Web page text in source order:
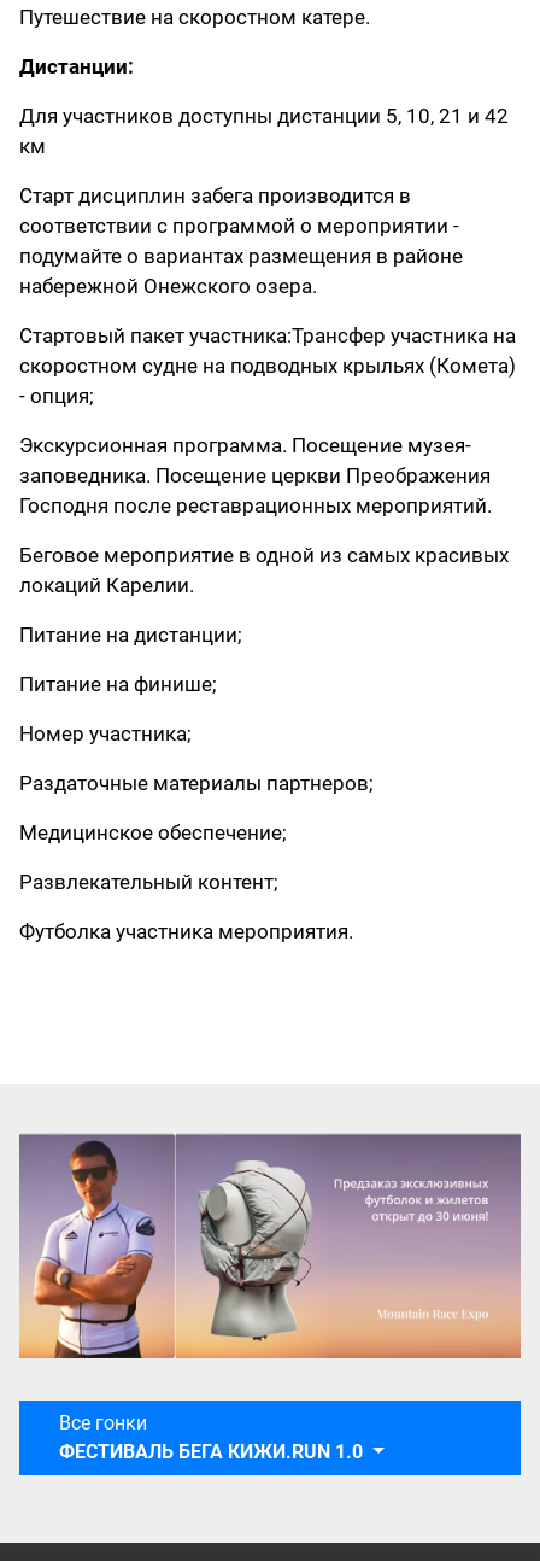
Путешествие на скоростном катере.
Дистанции:
Для участников доступны дистанции 5, 10, 21 и 42
км
Старт дисциплин забега производится в
соответствии с программой о мероприятии -
подумайте о вариантах размещения в районе
набережной Онежского озера.
Стартовый пакет участника:Трансфер участника на
скоростном судне на подводных крыльях (Комета)
- опция;
Экскурсионная программа. Посещение музея-
заповедника. Посещение церкви Преображения
Господня после реставрационных мероприятий.
Беговое мероприятие в одной из самых красивых
локаций Карелии.
Питание на дистанции;
Питание на финише;
Номер участника;
Раздаточные материалы партнеров;
Медицинское обеспечение;
Развлекательный контент;
Футболка участника мероприятия.
Все гонки
ФЕСТИВАЛЬ БЕГА КИЖИ.RUN 1.0